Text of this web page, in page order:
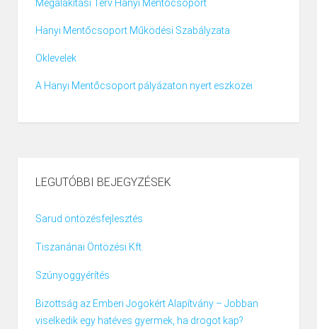
Megalakítási Terv Hanyi Mentőcsoport
Hanyi Mentőcsoport Működési Szabályzata
Oklevelek
A Hanyi Mentőcsoport pályázaton nyert eszközei
LEGUTÓBBI BEJEGYZÉSEK
Sarud öntözésfejlesztés
Tiszanánai Öntözési Kft.
Szúnyoggyérítés
Bizottság az Emberi Jogokért Alapítvány – Jobban
viselkedik egy hatéves gyermek, ha drogot kap?